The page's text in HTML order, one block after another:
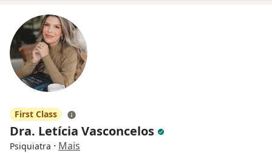
First Class
Dra. Letícia Vasconcelos
Psiquiatra · Mais